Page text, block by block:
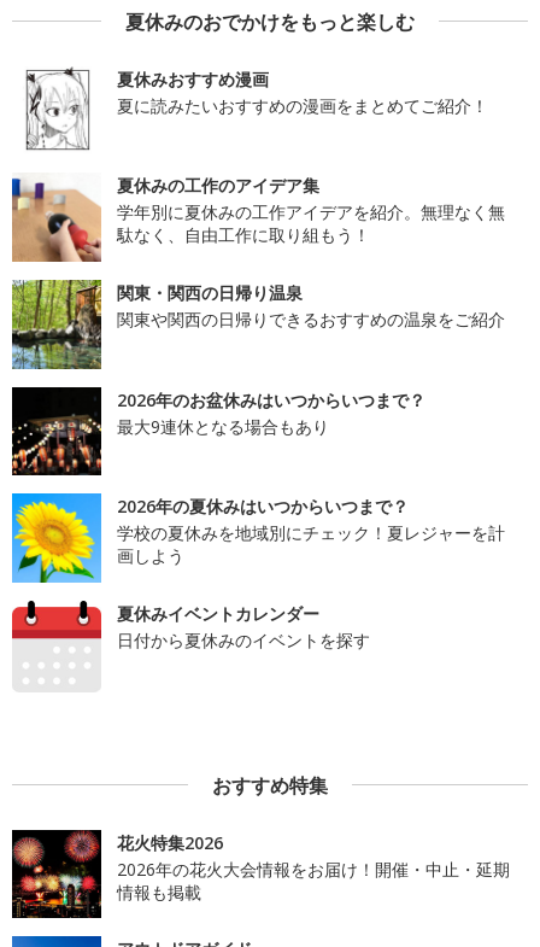
夏休みのおでかけをもっと楽しむ
夏休みおすすめ漫画
夏に読みたいおすすめの漫画をまとめてご紹介！
夏休みの工作のアイデア集
学年別に夏休みの工作アイデアを紹介。無理なく無
駄なく、自由工作に取り組もう！
関東・関西の日帰り温泉
関東や関西の日帰りできるおすすめの温泉をご紹介
2026年のお盆休みはいつからいつまで？
最大9連休となる場合もあり
2026年の夏休みはいつからいつまで？
学校の夏休みを地域別にチェック！夏レジャーを計
画しよう
夏休みイベントカレンダー
日付から夏休みのイベントを探す
おすすめ特集
花火特集2026
2026年の花火大会情報をお届け！開催・中止・延期
情報も掲載